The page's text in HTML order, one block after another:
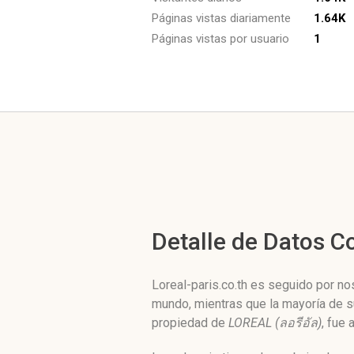
Páginas vistas diariamente
1.64K
Páginas vistas por usuario
1
Detalle de Datos
Loreal-paris.co.th es seguido por
mundo, mientras que la mayoría de
propiedad de LOREAL (ลอรีอัล), fue